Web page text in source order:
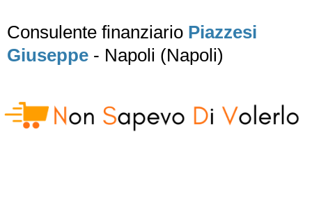
Consulente finanziario Piazzesi
Giuseppe - Napoli (Napoli)